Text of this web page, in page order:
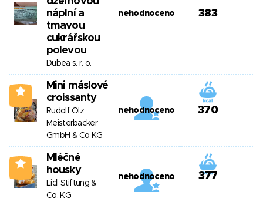
náplní a
tmavou
cukrářskou
polevou
Dubea s. r. o.
nehodnoceno 383
2
Mini máslové
croissanty
Rudolf Ölz
Meisterbäcker
GmbH & Co KG
nehodnoceno 370
2
Mléčné
housky
Lidl Stiftung &
Co. KG
nehodnoceno 377